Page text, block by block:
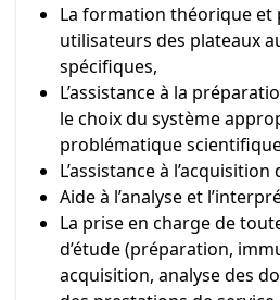
La formation théorique et
utilisateurs des plateaux
spécifiques,
L’assistance à la
le choix du système
problématique
L’assistance à
Aide à l’analyse et
La prise en charge de
d’étude (préparation,
acquisition, analyse des